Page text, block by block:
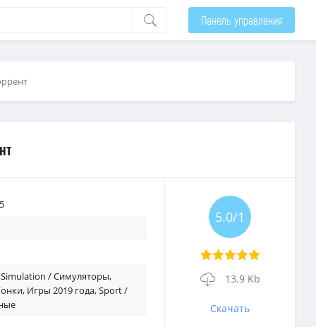
Панель управления
Simulation / Симуляторы,
, Игры 2019 года,Sport /
5.0/1
13.9 Kb
Скачать